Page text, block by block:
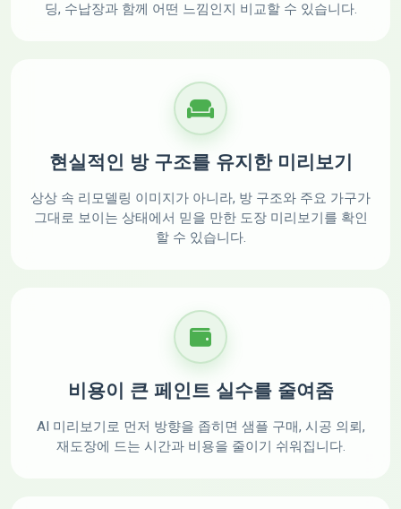
딩, 수납장과 함께 어떤 느낌인지 비교할 수 있습니다.
현실적인 방 구조를 유지한 미리보기
상상 속 리모델링 이미지가 아니라, 방 구조와 주요 가구가
그대로 보이는 상태에서 믿을 만한 도장 미리보기를 확인
할 수 있습니다.
비용이 큰 페인트 실수를 줄여줌
AI 미리보기로 먼저 방향을 좁히면 샘플 구매, 시공 의뢰,
재도장에 드는 시간과 비용을 줄이기 쉬워집니다.